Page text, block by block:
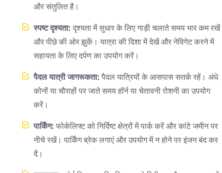
और संतुलित है।
स्पष्ट दृश्यता: दृश्यता में सुधार के लिए गाड़ी चलाते समय भार कम रखें
और पीछे की ओर झुकें। यात्रा की दिशा में देखें और नेविगेट करने में
सहायता के लिए दर्पण का उपयोग करें।
पैदल यात्री जागरूकता: पैदल यात्रियों के आसपास सतर्क रहें। अंधे
कोनों या चौराहों पर जाते समय हॉर्न या चेतावनी रोशनी का उपयोग
करें।
पार्किंग: फोर्कलिफ्ट को निर्दिष्ट क्षेत्रों में पार्क करें और कांटे जमीन पर
नीचे रखें। पार्किंग ब्रेक लगाएं और उपयोग में न होने पर इंजन बंद कर
दें।